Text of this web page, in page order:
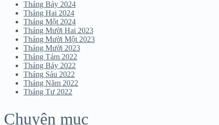
Tháng Bảy 2024
Tháng Hai 2024
Tháng Một 2024
Tháng Mười Hai 2023
Tháng Mười Một 2023
Tháng Mười 2023
Tháng Tám 2022
Tháng Bảy 2022
Tháng Sáu 2022
Tháng Năm 2022
Tháng Tư 2022
Chuyên mục